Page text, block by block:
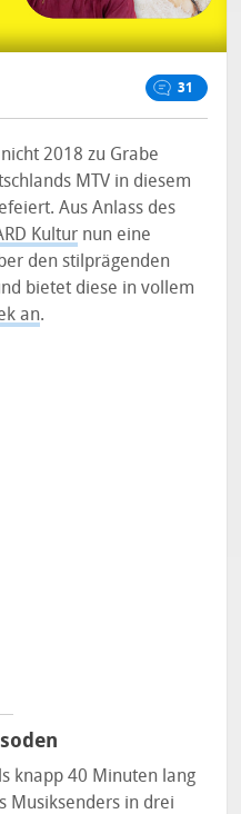
31
2018 zu Grabe
MTV in diesem
Aus Anlass des
Kultur nun eine
den stilprägenden
bietet diese in vollem
an.
knapp 40 Minuten lang
Musiksenders in drei